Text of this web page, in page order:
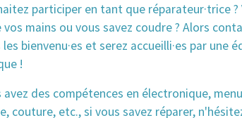
participer en tant que réparateur·trice ?
vos mains ou vous savez coudre ? Alors
bienvenu·es et serez accueilli·es par une
!
avez des compétences en électronique,
couture, etc., si vous savez réparer,